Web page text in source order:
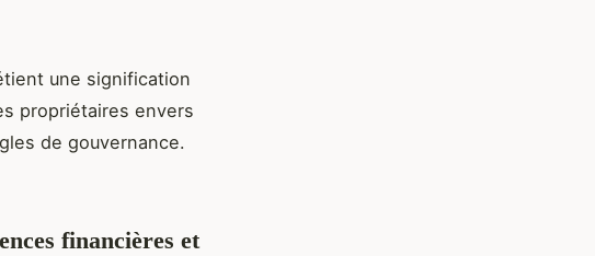
une signification
propriétaires envers
de gouvernance.
financières et